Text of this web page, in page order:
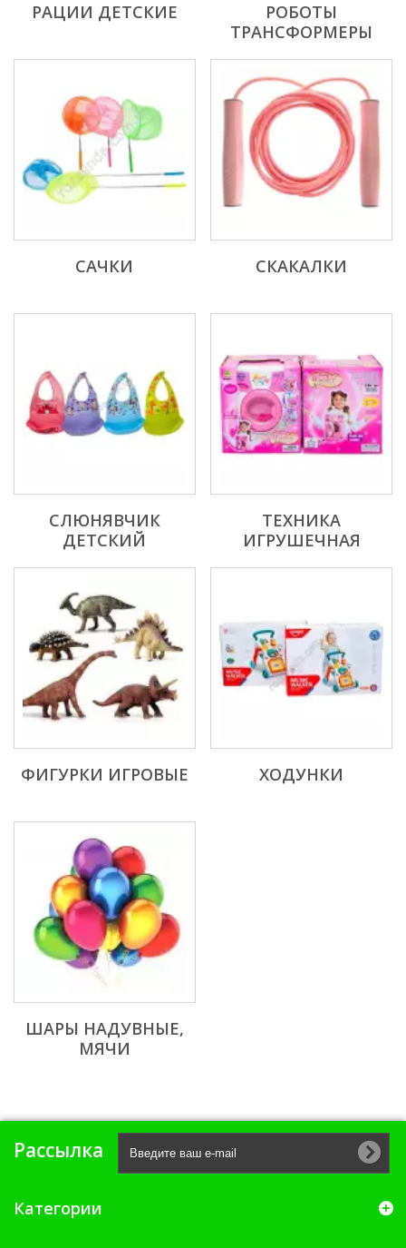
РАЦИИ ДЕТСКИЕ
РОБОТЫ
ТРАНСФОРМЕРЫ
САЧКИ СКАКАЛКИ
СЛЮНЯВЧИК
ДЕТСКИЙ
ТЕХНИКА
ИГРУШЕЧНАЯ
ФИГУРКИ ИГРОВЫЕ ХОДУНКИ
ШАРЫ НАДУВНЫЕ,
МЯЧИ
Рассылка
Категории